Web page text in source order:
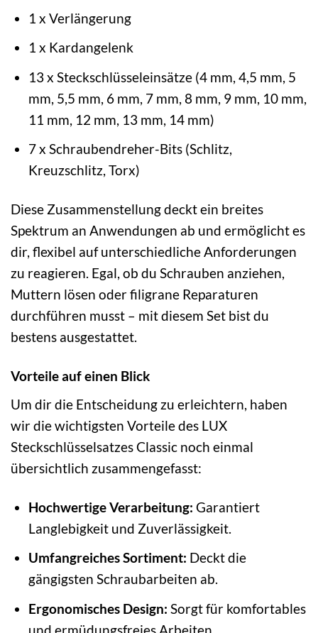
1 x Verlängerung
1 x Kardangelenk
13 x Steckschlüsseleinsätze (4 mm, 4,5 mm, 5
mm, 5,5 mm, 6 mm, 7 mm, 8 mm, 9 mm, 10 mm,
11 mm, 12 mm, 13 mm, 14 mm)
7 x Schraubendreher-Bits (Schlitz,
Kreuzschlitz, Torx)
Diese Zusammenstellung deckt ein breites
Spektrum an Anwendungen ab und ermöglicht es
dir, flexibel auf unterschiedliche Anforderungen
zu reagieren. Egal, ob du Schrauben anziehen,
Muttern lösen oder filigrane Reparaturen
durchführen musst – mit diesem Set bist du
bestens ausgestattet.
Vorteile auf einen Blick
Um dir die Entscheidung zu erleichtern, haben
wir die wichtigsten Vorteile des LUX
Steckschlüsselsatzes Classic noch einmal
übersichtlich zusammengefasst:
Hochwertige Verarbeitung: Garantiert
Langlebigkeit und Zuverlässigkeit.
Umfangreiches Sortiment: Deckt die
gängigsten Schraubarbeiten ab.
Ergonomisches Design: Sorgt für komfortables
und ermüdungsfreies Arbeiten.